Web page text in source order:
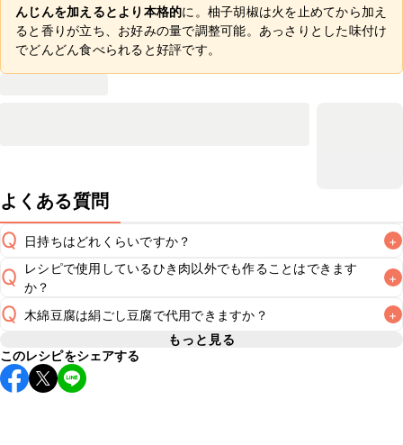
んじんを加えるとより本格的に。柚子胡椒は火を止めてから加え
ると香りが立ち、お好みの量で調整可能。あっさりとした味付け
でどんどん食べられると好評です。
よくある質問
Q 日持ちはどれくらいですか？ +
A
保存期間は冷蔵で翌日中が目安です。なるべくお早めにお召
こちらの注意事項をご確認の上、正し
Q
レシピで使用しているひき肉以外でも作ることはできます
か？
+
A
Q 木綿豆腐は絹ごし豆腐で代用できますか？ +
A 絹ごし豆腐で代用できます。木綿豆腐と比べて水分が多いた
もっと見る
このレシピをシェアする